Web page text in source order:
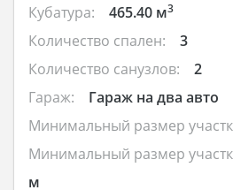
Кубатура: 465.40 м3
Количество спален:
3
Количество санузлов:
2
Гараж:
Гараж на два авто
Минимальный размер
Минимальный размер
м